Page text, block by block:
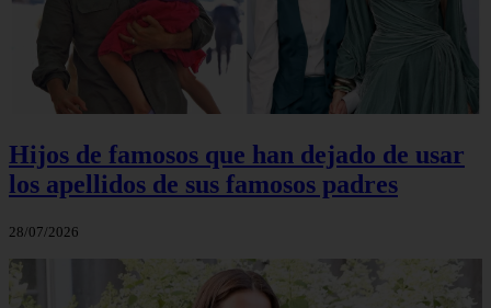
Hijos de famosos que han dejado de usar
los apellidos de sus famosos padres
28/07/2026